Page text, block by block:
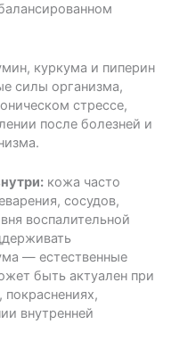
куркума и пиперин
силы организма,
стрессе,
после болезней и
кожа часто
сосудов,
воспалительной
— естественные
быть актуален при
внутренней